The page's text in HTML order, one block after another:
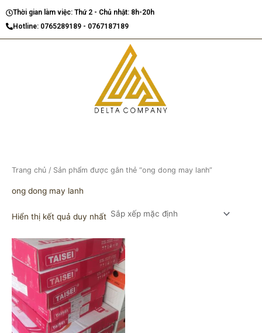
tới
nội
Thời gian làm việc: Thứ 2 - Chủ nhật: 8h-20h
Hotline: 0765289189 - 0767187189
Trang chủ / Sản phẩm được gắn thẻ “ong dong may lanh”
ong dong may lanh
Hiển thị kết quả duy nhất